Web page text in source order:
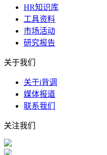
HR知识库
工具资料
市场活动
研究报告
关于我们
关于i背调
媒体报道
联系我们
关注我们